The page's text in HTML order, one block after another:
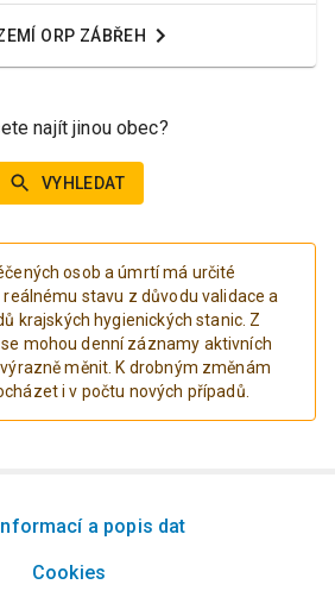
ORP ZÁBŘEH
najít jinou obec?
VYHLEDAT
osob a úmrtí má určité
stavu z důvodu validace a
krajských hygienických stanic. Z
mohou denní záznamy aktivních
měnit. K drobným změnám
i v počtu nových případů.
a popis dat
Cookies